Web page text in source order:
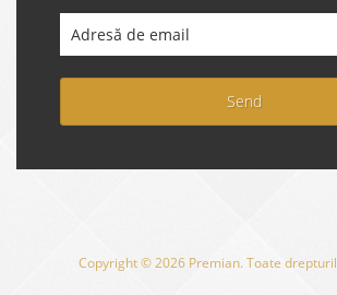
Send
Copyright © 2026 Premian. Toate